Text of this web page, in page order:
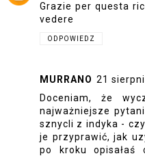
Grazie per questa
vedere
ODPOWIEDZ
MURRANO 21
Doceniam, że
najważniejsze
sznycli z indyka -
je przyprawić, jak
po kroku opisałaś